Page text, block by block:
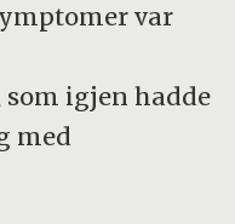
var
igjen hadde
med